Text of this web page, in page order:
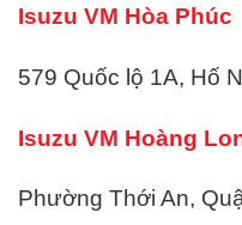
Isuzu VM Hòa Phúc
579 Quốc lộ 1A, Hố
Isuzu VM Hoàng
Phường Thới An,